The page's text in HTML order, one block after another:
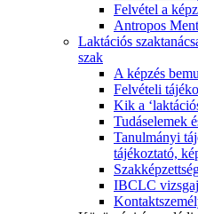
Felvétel a
Antropos
Laktációs
szak
A képzés
Felvételi
Kik a
Tudáselemek
Tanulmányi
tájékoztató,
IBCLC